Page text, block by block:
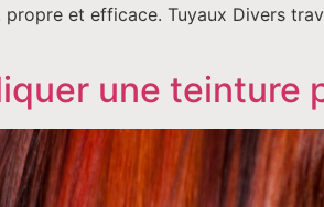
propre et efficace. Tuyaux Divers
une teinture